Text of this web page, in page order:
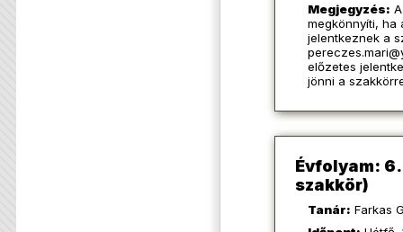
Megjegyzés:
megkönnyíti, ha
jelentkeznek a
előzetes
jönni a
Évfolyam:
szakkör)
Tanár: Farkas